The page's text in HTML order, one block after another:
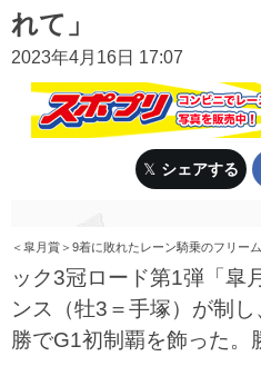
れて」
2023年4月16日 17:07
シェアする
＜皐月賞＞9着に敗れたレーン騎乗のフリー
ック3冠ロード第1弾「皐
ンス（牡3＝手塚）が制
勝でG1初制覇を飾った。